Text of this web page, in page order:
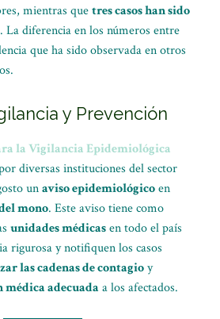
mientras quetres casos han sido
. La diferencia en los números entre
que ha sido observada en otros
y Prevención
la Vigilancia Epidemiológica
diversas instituciones del sector
unaviso epidemiológicoen
mono. Este aviso tiene como
unidades médicasen todo el país
rigurosa y notifiquen los casos
las cadenas de contagioy
adecuada a los afectados.